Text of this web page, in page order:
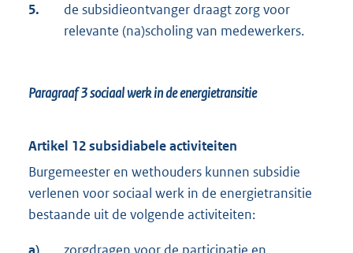
5.
de subsidieontvanger draagt zorg voor
relevante (na)scholing van medewerkers.
Paragraaf 3sociaal werk in de energietransitie
Artikel 12 subsidiabele activiteiten
Burgemeester en wethouders kunnen subsidie
verlenen voor sociaal werk in de energietransitie
bestaande uit de volgende activiteiten: